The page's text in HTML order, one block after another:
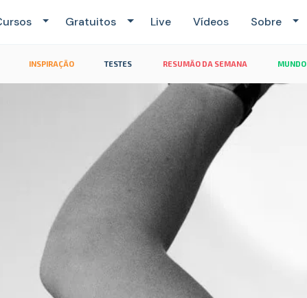
Gratuitos Live Vídeos Sobre
INSPIRAÇÃO TESTES RESUMÃO DA SEMANA MUNDO